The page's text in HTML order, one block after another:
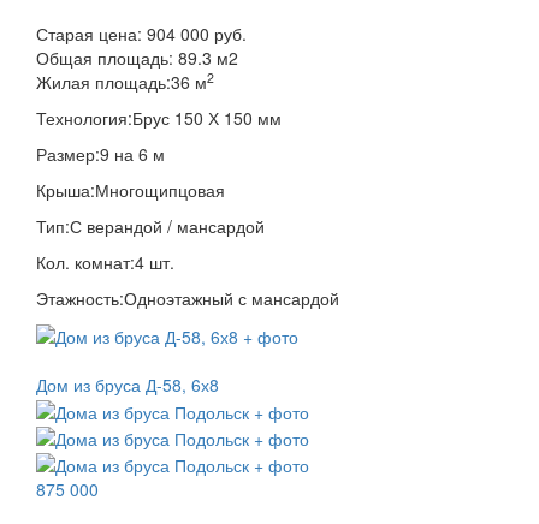
Старая цена: 904 000 руб.
Общая площадь: 89.3 м2
Жилая площадь:36 м2
Технология:Брус 150 Х 150 мм
Размер:9 на 6 м
Крыша:Многощипцовая
Тип:С верандой / мансардой
Кол. комнат:4 шт.
Этажность:Одноэтажный с мансардой
Дом из бруса Д-58, 6х8
875 000